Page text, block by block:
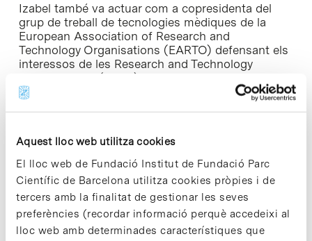
Aquest lloc web utilitza cookies
El lloc web de Fundació Institut de Fundació Parc
Científic de Barcelona utilitza cookies pròpies i de
tercers amb la finalitat de gestionar les seves
preferències (recordar informació perquè accedeixi al
lloc web amb determinades característiques que
Izabel també va actuar com a copresidenta del
grup de treball de tecnologies mèdiques de la
European Association of Research and
Technology Organisations (EARTO) defensant els
interessos de les Research and Technology
Organisations (RTOs) en els programes de
finançament a Europa i reforçant la seva posició
com a actors clau, i també va representar als
A més, secunda des del 2015 a la Comissió
Europea en l’avaluació de propostes i revisió de
projectes, com a experta independent.